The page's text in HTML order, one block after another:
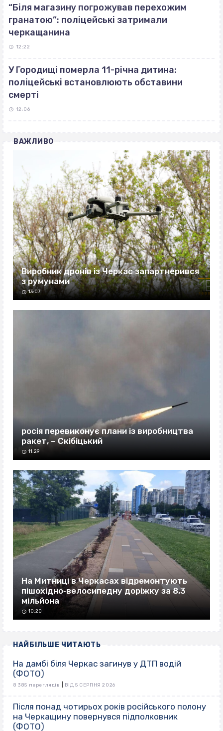
“Біля магазину погрожував перехожим
гранатою”: поліцейські затримали
черкащанина
12:22
У Городищі померла 11-річна дитина:
поліцейські встановлюють обставини
смерті
12:06
ВАЖЛИВО
Виробник дронів із Черкас запартнерився
з румунами
13:07
росія перевиконує плани із виробництва
ракет, – Скібіцький
11:29
На Митниці в Черкасах відремонтують
пішохідно‐велосипедну доріжку за 8,3
мільйона
10:20
НАЙБІЛЬШЕ ЧИТАЮТЬ
На дамбі біля Черкас загинув у ДТП водій
(ФОТО)
8 385 переглядів ВІД 5 СЕРПНЯ 2026
Після понад чотирьох років російського полону
на Черкащину повернувся підполковник
(ФОТО)